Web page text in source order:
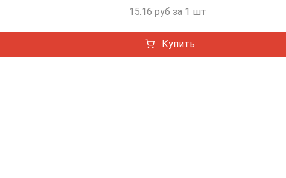
15.16 руб за 1 шт
Купить